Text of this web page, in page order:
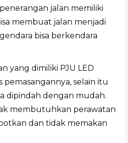
jalan memiliki
membuat jalan menjadi
bisa berkendara
yang dimiliki PJU LED
pemasangannya, selain itu
dipindah dengan mudah.
membutuhkan perawatan
dan tidak memakan